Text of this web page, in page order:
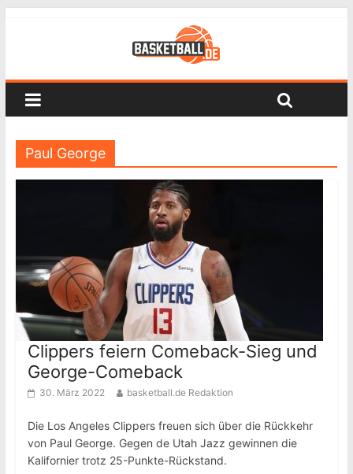
Paul George
Clippers feiern Comeback-Sieg und
George-Comeback
30. März 2022 basketball.de Redaktion
Die Los Angeles Clippers freuen sich über die Rückkehr
von Paul George. Gegen de Utah Jazz gewinnen die
Kalifornier trotz 25-Punkte-Rückstand.